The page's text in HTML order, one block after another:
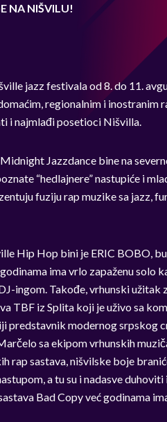
NA NIŠVILU!
jazz festivala od 8. do 11.
regionalnim i inostranim
i najmlađi posetioci Nišvilla.
Jazzdance bine na
“hedlajnere” nastupiće i
fuziju rap muzike sa jazz,
Hip Hop bini je ERIC BOBO,
ima vrlo zapaženu solo
ingom. Takođe, vrhunski
TBF iz Splita koji je uživo sa
predstavnik modernog srpskog
sa ekipom vrhunskih
rap sastava, nišvilske boje
a tu su i nadasve
Bad Copy već godinama